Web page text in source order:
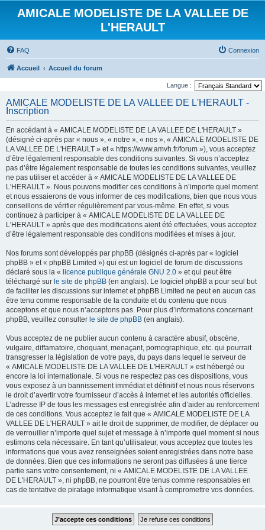
AMICALE MODELISTE DE LA VALLEE DE
L'HERAULT
FAQ Connexion
Accueil Accueil du forum
Langue :
AMICALE MODELISTE DE LA VALLEE DE L'HERAULT -
Inscription
En accédant à « AMICALE MODELISTE DE LA VALLEE DE L'HERAULT »
(désigné ci-après par « nous », « notre », « nos », « AMICALE MODELISTE DE
LA VALLEE DE L'HERAULT » et « https://www.amvh.fr/forum »), vous acceptez
d’être légalement responsable des conditions suivantes. Si vous n’acceptez
pas d’être légalement responsable de toutes les conditions suivantes, veuillez
ne pas utiliser et accéder à « AMICALE MODELISTE DE LA VALLEE DE
L'HERAULT ». Nous pouvons modifier ces conditions à n’importe quel moment
et nous essaierons de vous informer de ces modifications, bien que nous vous
conseillons de vérifier régulièrement par vous-même. En effet, si vous
continuez à participer à « AMICALE MODELISTE DE LA VALLEE DE
L'HERAULT » après que des modifications aient été effectuées, vous acceptez
d’être légalement responsable des conditions modifiées et mises à jour.
Nos forums sont développés par phpBB (désignés ci-après par « logiciel
phpBB » et « phpBB Limited ») qui est un logiciel de forum de discussions
déclaré sous la « licence publique générale GNU 2.0 » et qui peut être
téléchargé sur le site de phpBB (en anglais). Le logiciel phpBB a pour seul but
de faciliter les discussions sur internet et phpBB Limited ne peut en aucun cas
être tenu comme responsable de la conduite et du contenu que nous
acceptons et que nous n’acceptons pas. Pour plus d’informations concernant
phpBB, veuillez consulter le site de phpBB (en anglais).
Vous acceptez de ne publier aucun contenu à caractère abusif, obscène,
vulgaire, diffamatoire, choquant, menaçant, pornographique, etc. qui pourrait
transgresser la législation de votre pays, du pays dans lequel le serveur de
« AMICALE MODELISTE DE LA VALLEE DE L'HERAULT » est hébergé ou
encore la loi internationale. Si vous ne respectez pas ces dispositions, vous
vous exposez à un bannissement immédiat et définitif et nous nous réservons
le droit d’avertir votre fournisseur d’accès à internet et les autorités officielles.
L’adresse IP de tous les messages est enregistrée afin d’aider au renforcement
de ces conditions. Vous acceptez le fait que « AMICALE MODELISTE DE LA
VALLEE DE L'HERAULT » ait le droit de supprimer, de modifier, de déplacer ou
de verrouiller n’importe quel sujet et message à n’importe quel moment si nous
estimons cela nécessaire. En tant qu’utilisateur, vous acceptez que toutes les
informations que vous avez renseignées soient enregistrées dans notre base
de données. Bien que ces informations ne seront pas diffusées à une tierce
partie sans votre consentement, ni « AMICALE MODELISTE DE LA VALLEE
DE L'HERAULT », ni phpBB, ne pourront être tenus comme responsables en
cas de tentative de piratage informatique visant à compromettre vos données.